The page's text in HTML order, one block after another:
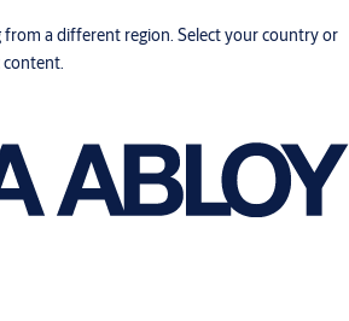
from a different region. Select your country or